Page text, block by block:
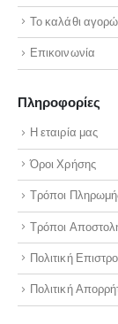
Το καλάθι
Επικοινωνία
Πληροφορίες
Η εταιρία μας
Όροι Χρήσης
Τρόποι
Τρόποι
Πολιτική
Πολιτική